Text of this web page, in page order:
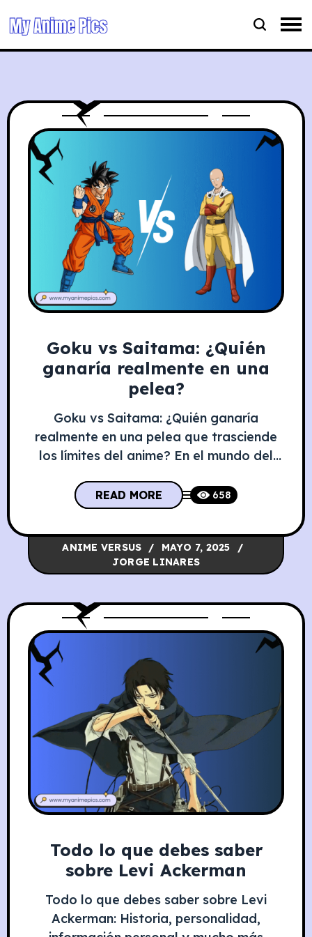
Goku vs Saitama: ¿Quién
ganaría realmente en una
pelea?
Goku vs Saitama: ¿Quién ganaría
realmente en una pelea que trasciende
los límites del anime? En el mundo del
provocado tantos debates, teorías y
memes como esta: ¿Quién ganaría en
una batalla definitiva, Goku de Dragon
Ball o Saitama de One Punch Man?
Ambos personajes han trascendido sus
READ MORE 658
ANIME VERSUS
MAYO 7, 2025
JORGE LINARES
Todo lo que debes saber
sobre Levi Ackerman
Todo lo que debes saber sobre Levi
Ackerman: Historia, personalidad,